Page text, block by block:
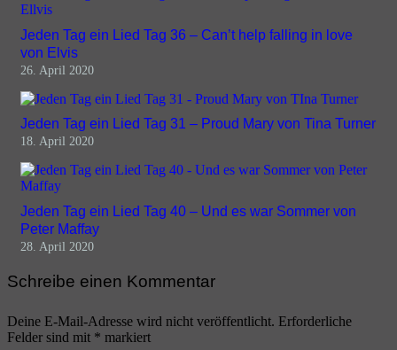
Jeden Tag ein Lied Tag 36 – Can’t help falling in love
von Elvis
26. April 2020
Jeden Tag ein Lied Tag 31 – Proud Mary von Tina Turner
18. April 2020
Jeden Tag ein Lied Tag 40 – Und es war Sommer von
Peter Maffay
28. April 2020
Schreibe einen Kommentar
Deine E-Mail-Adresse wird nicht veröffentlicht. Erforderliche
Felder sind mit * markiert